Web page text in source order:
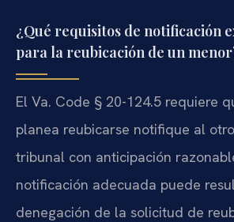
¿Qué requisitos de notificación
para la reubicación de un
El Va. Code § 20-124.5 requiere
planea reubicarse notifique al
tribunal con anticipación
notificación adecuada puede
denegación de la solicitud de